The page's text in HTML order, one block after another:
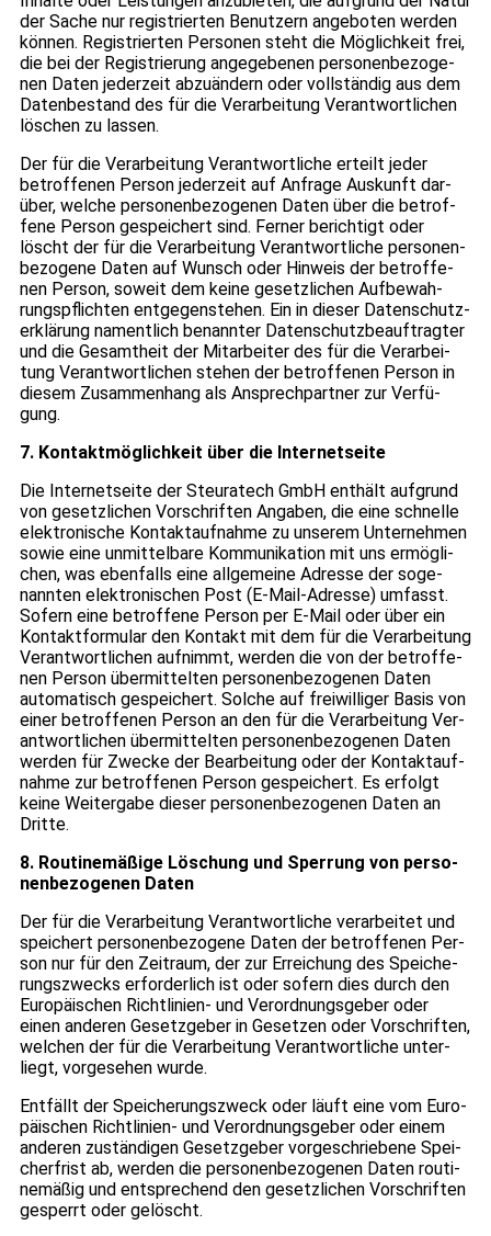
der Sache nur regis­trier­ten Benut­zern ange­bo­ten wer­den
kön­nen. Regis­trier­ten Per­so­nen steht die Mög­lich­keit frei,
die bei der Regis­trie­rung ange­ge­be­nen per­so­nen­be­zo­ge­
nen Daten jeder­zeit abzu­än­dern oder voll­stän­dig aus dem
Daten­be­stand des für die Ver­ar­bei­tung Ver­ant­wort­li­chen
löschen zu las­sen.
Der für die Ver­ar­bei­tung Ver­ant­wort­li­che erteilt jeder
betrof­fe­nen Per­son jeder­zeit auf Anfrage Aus­kunft dar­
über, wel­che per­so­nen­be­zo­ge­nen Daten über die betrof­
fene Per­son gespei­chert sind. Fer­ner berich­tigt oder
löscht der für die Ver­ar­bei­tung Ver­ant­wort­li­che per­so­nen­
be­zo­gene Daten auf Wunsch oder Hin­weis der betrof­fe­
nen Per­son, soweit dem keine gesetz­li­chen Auf­be­wah­
rungs­pflich­ten ent­ge­gen­ste­hen. Ein in die­ser Daten­schutz­
er­klä­rung nament­lich benann­ter Daten­schutz­be­auf­trag­ter
und die Gesamt­heit der Mit­ar­bei­ter des für die Ver­ar­bei­
tung Ver­ant­wort­li­chen ste­hen der betrof­fe­nen Per­son in
die­sem Zusam­men­hang als Ansprech­part­ner zur Ver­fü­
gung.
7. Kon­takt­mög­lich­keit über die Inter­net­seite
Die Inter­net­seite der Steu­ra­tech GmbH ent­hält auf­grund
von gesetz­li­chen Vor­schrif­ten Anga­ben, die eine schnelle
elek­tro­ni­sche Kon­takt­auf­nahme zu unse­rem Unter­neh­men
sowie eine unmit­tel­bare Kom­mu­ni­ka­tion mit uns ermög­li­
chen, was eben­falls eine all­ge­meine Adresse der soge­
nann­ten elek­tro­ni­schen Post (E-Mail-Adresse) umfasst.
Sofern eine betrof­fene Per­son per E-Mail oder über ein
Kon­takt­for­mu­lar den Kon­takt mit dem für die Ver­ar­bei­tung
Ver­ant­wort­li­chen auf­nimmt, wer­den die von der betrof­fe­
nen Per­son über­mit­tel­ten per­so­nen­be­zo­ge­nen Daten
auto­ma­tisch gespei­chert. Sol­che auf frei­wil­li­ger Basis von
einer betrof­fe­nen Per­son an den für die Ver­ar­bei­tung Ver­
ant­wort­li­chen über­mit­tel­ten per­so­nen­be­zo­ge­nen Daten
wer­den für Zwe­cke der Bear­bei­tung oder der Kon­takt­auf­
nahme zur betrof­fe­nen Per­son gespei­chert. Es erfolgt
keine Wei­ter­gabe die­ser per­so­nen­be­zo­ge­nen Daten an
Dritte.
8. Rou­ti­ne­mä­ßige Löschung und Sper­rung von per­so­
nen­be­zo­ge­nen Daten
Der für die Ver­ar­bei­tung Ver­ant­wort­li­che ver­ar­bei­tet und
spei­chert per­so­nen­be­zo­gene Daten der betrof­fe­nen Per­
son nur für den Zeit­raum, der zur Errei­chung des Spei­che­
rungs­zwecks erfor­der­lich ist oder sofern dies durch den
Euro­päi­schen Richt­li­nien- und Ver­ord­nungs­ge­ber oder
einen ande­ren Gesetz­ge­ber in Geset­zen oder Vor­schrif­ten,
wel­chen der für die Ver­ar­bei­tung Ver­ant­wort­li­che unter­
liegt, vor­ge­se­hen wurde.
Ent­fällt der Spei­che­rungs­zweck oder läuft eine vom Euro­
päi­schen Richt­li­nien- und Ver­ord­nungs­ge­ber oder einem
ande­ren zustän­di­gen Gesetz­ge­ber vor­ge­schrie­bene Spei­
cher­frist ab, wer­den die per­so­nen­be­zo­ge­nen Daten rou­ti­
ne­mä­ßig und ent­spre­chend den gesetz­li­chen Vor­schrif­ten
gesperrt oder gelöscht.